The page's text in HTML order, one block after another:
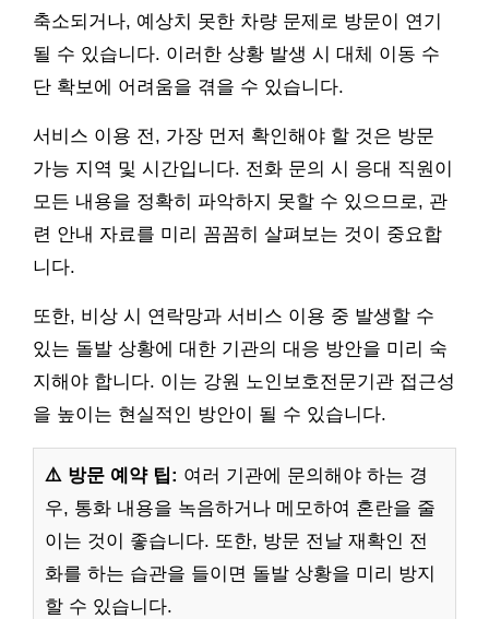
축소되거나, 예상치 못한 차량 문제로 방문이 연기
될 수 있습니다. 이러한 상황 발생 시 대체 이동 수
단 확보에 어려움을 겪을 수 있습니다.
서비스 이용 전, 가장 먼저 확인해야 할 것은 방문
가능 지역 및 시간입니다. 전화 문의 시 응대 직원이
모든 내용을 정확히 파악하지 못할 수 있으므로, 관
련 안내 자료를 미리 꼼꼼히 살펴보는 것이 중요합
니다.
또한, 비상 시 연락망과 서비스 이용 중 발생할 수
있는 돌발 상황에 대한 기관의 대응 방안을 미리 숙
지해야 합니다. 이는 강원 노인보호전문기관 접근성
을 높이는 현실적인 방안이 될 수 있습니다.
⚠️ 방문 예약 팁: 여러 기관에 문의해야 하는 경
우, 통화 내용을 녹음하거나 메모하여 혼란을 줄
이는 것이 좋습니다. 또한, 방문 전날 재확인 전
화를 하는 습관을 들이면 돌발 상황을 미리 방지
할 수 있습니다.